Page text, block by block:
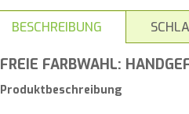
BESCHREIBUNG
FREIE FARBWAHL:
Produktbeschreibung